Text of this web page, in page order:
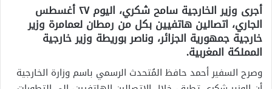
أجرى وزير الخارجية سامح شكري، اليوم ٢٧ أغسطس
الجاري، اتصالين هاتفيين بكل من رمطان لعمامرة وزير
خارجية جمهورية الجزائر، وناصر بوريطة وزير خارجية
المملكة المغربية.
وصرح السفير أحمد حافظ المُتحدث الرسمي باسم وزارة الخارجية